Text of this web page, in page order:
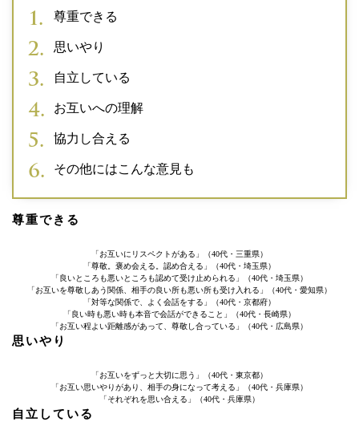
尊重できる
思いやり
自立している
お互いへの理解
協力し合える
その他にはこんな意見も
尊重できる
「お互いにリスペクトがある」（40代・三重県）
「尊敬。褒め会える。認め合える」（40代・埼玉県）
「良いところも悪いところも認めて受け止められる」（40代・埼玉県）
「お互いを尊敬しあう関係、相手の良い所も悪い所も受け入れる」（40代・愛知県）
「対等な関係で、よく会話をする」（40代・京都府）
「良い時も悪い時も本音で会話ができること」（40代・長崎県）
「お互い程よい距離感があって、尊敬し合っている」（40代・広島県）
思いやり
「お互いをずっと大切に思う」（40代・東京都）
「お互い思いやりがあり、相手の身になって考える」（40代・兵庫県）
「それぞれを思い合える」（40代・兵庫県）
自立している